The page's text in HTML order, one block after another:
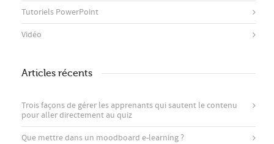
Tutoriels PowerPoint
Vidéo
Articles récents
Trois façons de gérer les apprenants qui sautent le contenu
pour aller directement au quiz
Que mettre dans un moodboard e-learning ?